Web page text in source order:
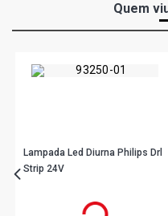
Quem
Lampada Led Diurna Philips Drl
Strip 24V
em até 10x de